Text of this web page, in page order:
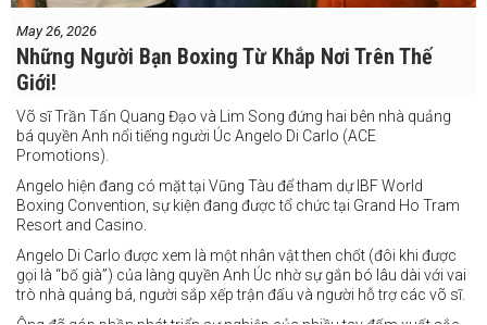
May 26, 2026
Những Người Bạn Boxing Từ Khắp Nơi Trên Thế
Giới!
Võ sĩ Trần Tấn Quang Đạo và Lim Song đứng hai bên nhà quảng
bá quyền Anh nổi tiếng người Úc Angelo Di Carlo (ACE
Promotions).
Angelo hiện đang có mặt tại Vũng Tàu để tham dự IBF World
Boxing Convention, sự kiện đang được tổ chức tại Grand Ho Tram
Resort and Casino.
Angelo Di Carlo được xem là một nhân vật then chốt (đôi khi được
gọi là “bố già”) của làng quyền Anh Úc nhờ sự gắn bó lâu dài với vai
trò nhà quảng bá, người sắp xếp trận đấu và người hỗ trợ các võ sĩ.